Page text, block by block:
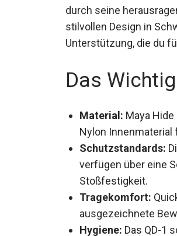
durch seine
stilvollen Design in
Unterstützung, die du
Das
Material: Maya
Nylon
Schutzstandards:
Schoner verfügen
optimale
Tragekomfort:
ausgezeichnete
Hygiene: Das QD-1